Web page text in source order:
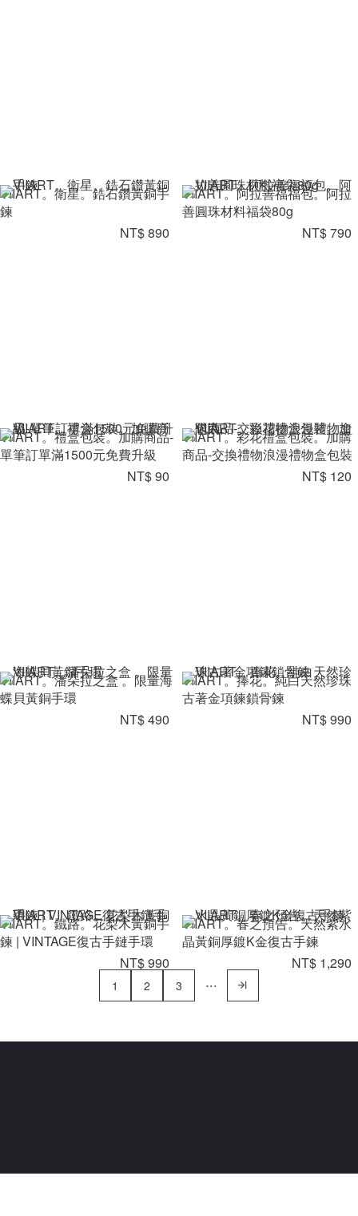
VIIART。衛星。鋯石鑽黃銅手
鍊
NT$ 890
VIIART。阿拉善福福包。阿拉
善圓珠材料福袋80g
NT$ 790
VIIART。禮盒包裝。加購商品-
單筆訂單滿1500元免費升級
NT$ 90
VIIART。彩花禮盒包裝。加購
商品-交換禮物浪漫禮物盒包裝
NT$ 120
VIIART。潘朵拉之盒 。限量海
蝶貝黃銅手環
NT$ 490
VIIART。捧花。純白天然珍珠
古著金項鍊鎖骨鍊
NT$ 990
VIIART。鐵路。花梨木黃銅手
鍊 | VINTAGE復古手鏈手環
NT$ 990
VIIART。春之預告。天然紫水
晶黃銅厚鍍K金復古手鍊
NT$ 1,290
1 2 3